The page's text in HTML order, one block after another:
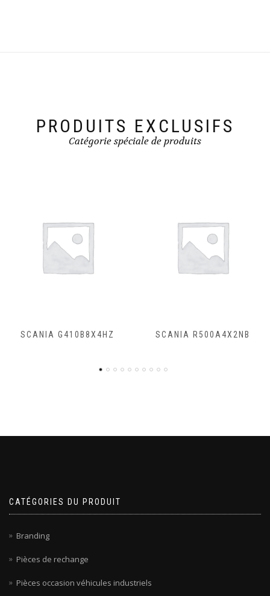
PRODUITS EXCLUSIFS
Catégorie spéciale de produits
SCANIA R500A4X2NB SCANIA R450A4X2NA
CATÉGORIES DU PRODUIT
Branding
Pièces de rechange
Pièces occasion véhicules industriels